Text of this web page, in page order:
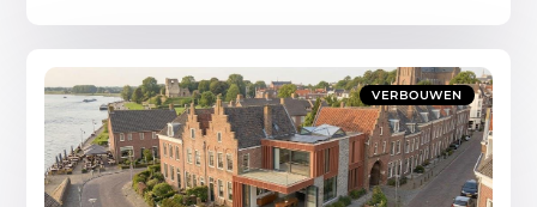
VERBOUWEN